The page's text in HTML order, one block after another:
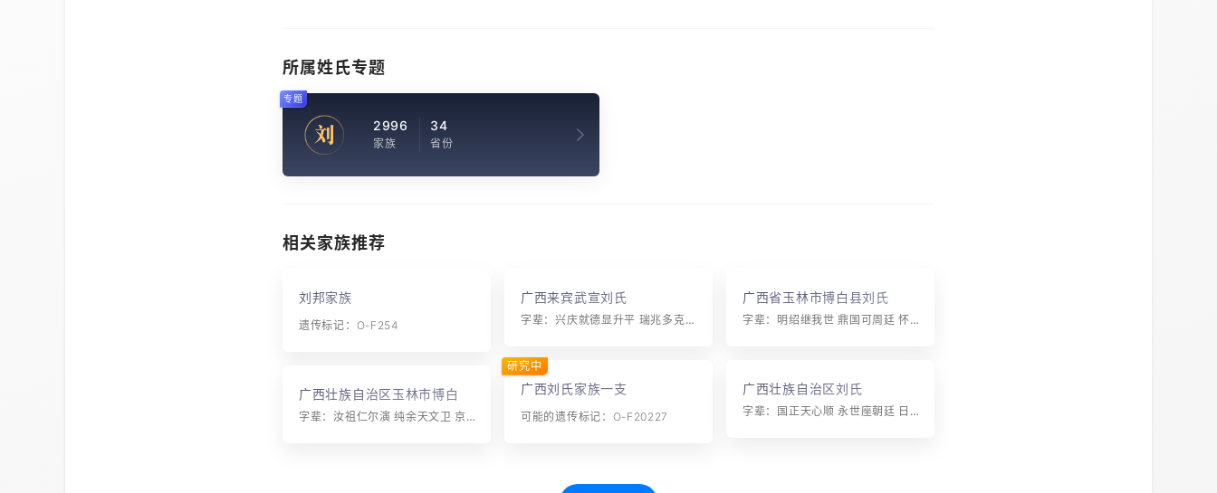
所属姓氏专题
刘 2996
家族
34
省份
专题
相关家族推荐
刘邦家族
遗传标记：O-F254
广西来宾武宣刘氏
字辈：兴庆就德显升平 瑞兆多克承邦秀 志复振汉山河
广西省玉林市博白县刘氏
字辈：明绍继我世 鼎国可周廷 怀赞庆朝殿 陶唐源远天 禄泽长人文 蔚起科甲联 方
广西壮族自治区玉林市博白县
刘氏
字辈：汝祖仁尔演 纯余天文卫 京运鸿开大 展汉基国朝 承世永锡恩 光
广西刘氏家族一支
可能的遗传标记：O-F20227
研究中
广西壮族自治区刘氏
字辈：国正天心顺 永世座朝廷 日月星光影 才子震乾坤